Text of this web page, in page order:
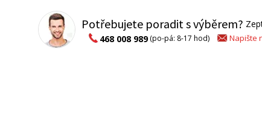
Potřebujete poradit s výběrem?
468 008 989(po-pá: 8-17 hod) Napište